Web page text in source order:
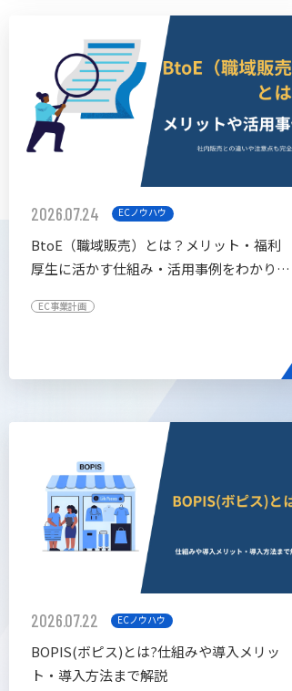
2026.07.24 ECノウハウ
BtoE（職域販売）とは？メリット・福利
厚生に活かす仕組み・活用事例をわかりや
EC事業計画
2026.07.22 ECノウハウ
BOPIS(ボピス)とは?仕組みや導入メリッ
ト・導入方法まで解説